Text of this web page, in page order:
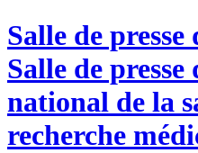
Salle de
Salle de
national de la
recherche